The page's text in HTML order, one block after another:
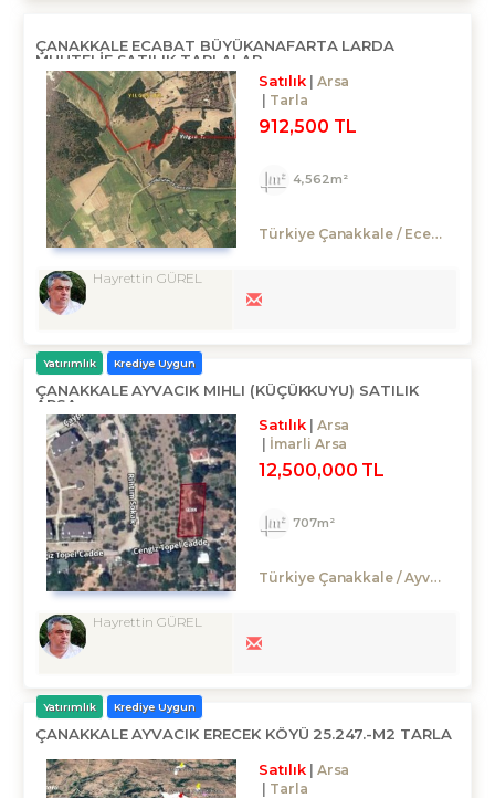
ÇANAKKALE ECABAT BÜYÜKANAFARTA LARDA
MUHTELİF SATILIK TARLALAR.
Satılık
Arsa
Tarla
912,500 TL
4,562m²
Türkiye Çanakkale / Eceabat
Hayrettin GÜREL
Yatırımlık Krediye Uygun
ÇANAKKALE AYVACIK MIHLI (KÜÇÜKKUYU) SATILIK
ARSA
Satılık
Arsa
İmarli Arsa
12,500,000 TL
707m²
Türkiye Çanakkale / Ayvacık
Hayrettin GÜREL
Yatırımlık Krediye Uygun
ÇANAKKALE AYVACIK ERECEK KÖYÜ 25.247.-M2 TARLA
Satılık
Arsa
Tarla